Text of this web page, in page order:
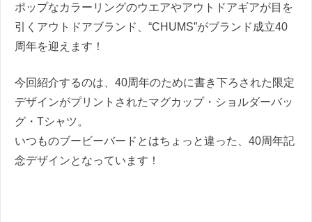
ポップなカラーリングのウエアやアウトドアギアが目を
引くアウトドアブランド、“CHUMS”がブランド成立40
周年を迎えます！
今回紹介するのは、40周年のために書き下ろされた限定
デザインがプリントされたマグカップ・ショルダーバッ
グ・Tシャツ。
いつものブービーバードとはちょっと違った、40周年記
念デザインとなっています！